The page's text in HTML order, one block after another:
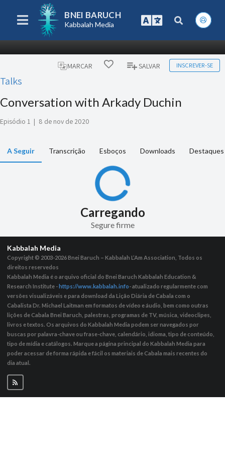
BNEI BARUCH
Kabbalah Media
MARCAR SALVAR INSCREVER-SE
Talks
Conversation with Arkady Duchin
Episódio 1 | 8 de nov de 2020
A Seguir Transcrição Esboços Downloads
Carregando
Segure firme
Kabbalah Media
Copyright © 2003-2026Bnei Baruch – Kabbalah L’Am Association, Todos os
direitos reservedos
Kabbalah Media é o arquivo oficial do Bnei Baruch Kabbalah Education &
Research Institute - https://www.kabbalah.info- atualizado regularmente com
versões visualizáveis ​​e para download da Lição Diária de Cabala com o
Cabalista Dr. Michael Laitman em formatos de vídeo e áudio, bem como outras
lições de Cabala Bnei Baruch, palestras, programas de TV, música, videoclipes,
livros e textos. Os arquivos do Kabbalah Media podem ser navegados por
buscas por palavra-chave ou frase-chave, calendário, idioma, tipo de conteúdo,
tipo de mídia e catálogos. Marque a página principal do Kabbalah Media para
poder acessar de forma rápida e fácil os materiais de Cabala mais recentes do
dia atual.